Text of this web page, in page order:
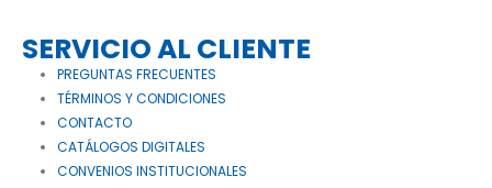
SERVICIO AL CLIENTE
PREGUNTAS FRECUENTES
TÉRMINOS Y CONDICIONES
CONTACTO
CATÁLOGOS DIGITALES
CONVENIOS INSTITUCIONALES